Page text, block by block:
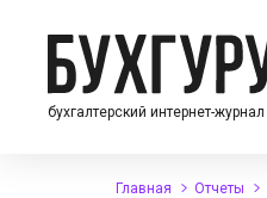
бухгалтерский интернет-журнал
Главная Отчеты